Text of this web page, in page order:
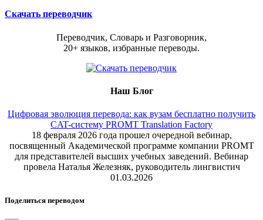
Скачать переводчик
Переводчик, Словарь и Разговорник,
20+ языков, избранные переводы.
Наш Блог
Цифровая эволюция перевода: как вузам бесплатно получить
CAT-систему PROMT Translation Factory
18 февраля 2026 года прошел очередной вебинар,
посвященный Академической программе компании PROMT
для представителей высших учебных заведений. Вебинар
провела Наталья Железняк, руководитель лингвистич
01.03.2026
Поделиться переводом